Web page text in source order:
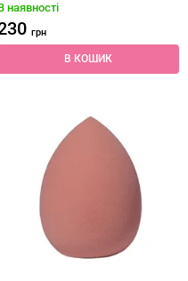
наявності
грн
В КОШИК